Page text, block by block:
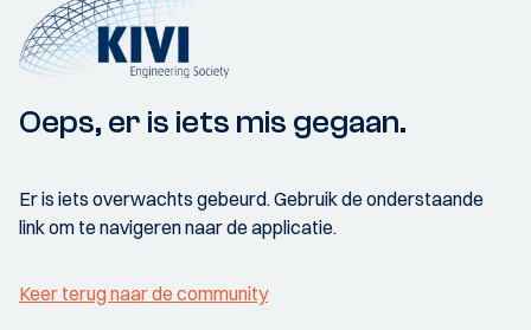
Oeps, er is iets mis gegaan.
Er is iets overwachts gebeurd. Gebruik de onderstaande
link om te navigeren naar de applicatie.
Keer terug naar de community